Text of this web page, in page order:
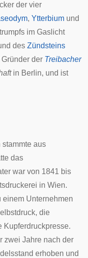
der vier
, Ytterbium und
im Gaslicht
des Zündsteins
der Treibacher
in Berlin, und ist
stammte aus
das
war von 1841 bis
in Wien.
einem Unternehmen
die
Kupferdruckpresse.
zwei Jahre nach der
erhoben und